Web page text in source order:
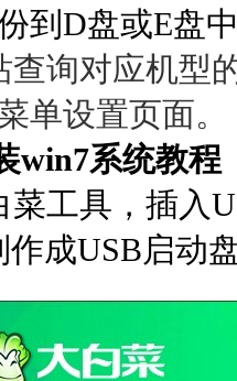
到D盘或E盘
查询对应机型
单设置页面。
win7系统教程
菜工具，插入U
作成USB启动